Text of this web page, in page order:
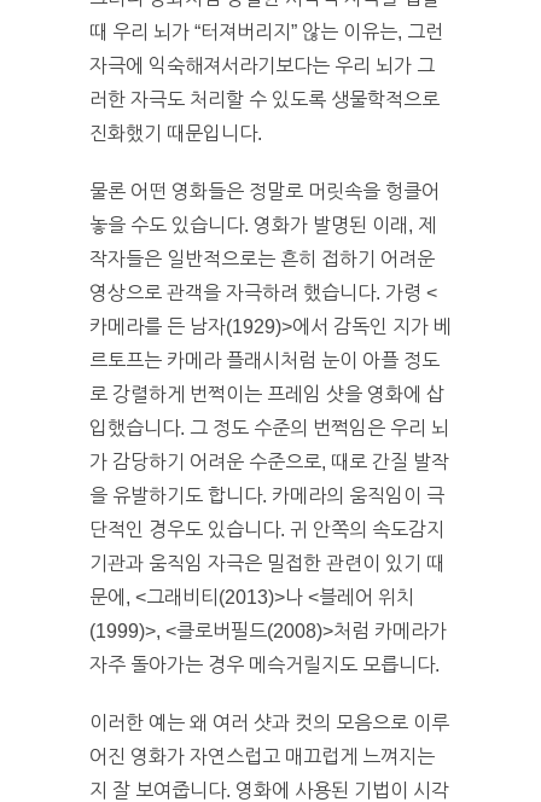
때 우리 뇌가 “터져버리지” 않는 이유는, 그런
자극에 익숙해져서라기보다는 우리 뇌가 그
러한 자극도 처리할 수 있도록 생물학적으로
진화했기 때문입니다.
물론 어떤 영화들은 정말로 머릿속을 헝클어
놓을 수도 있습니다. 영화가 발명된 이래, 제
작자들은 일반적으로는 흔히 접하기 어려운
영상으로 관객을 자극하려 했습니다. 가령 <
카메라를 든 남자(1929)>에서 감독인 지가 베
르토프는 카메라 플래시처럼 눈이 아플 정도
로 강렬하게 번쩍이는 프레임 샷을 영화에 삽
입했습니다. 그 정도 수준의 번쩍임은 우리 뇌
가 감당하기 어려운 수준으로, 때로 간질 발작
을 유발하기도 합니다. 카메라의 움직임이 극
단적인 경우도 있습니다. 귀 안쪽의 속도감지
기관과 움직임 자극은 밀접한 관련이 있기 때
문에, <그래비티(2013)>나 <블레어 위치
(1999)>, <클로버필드(2008)>처럼 카메라가
자주 돌아가는 경우 메슥거릴지도 모릅니다.
이러한 예는 왜 여러 샷과 컷의 모음으로 이루
어진 영화가 자연스럽고 매끄럽게 느껴지는
지 잘 보여줍니다. 영화에 사용된 기법이 시각